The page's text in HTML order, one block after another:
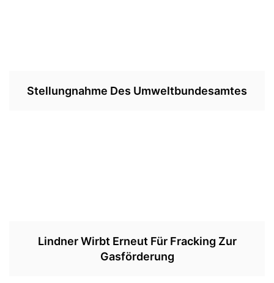
Stellungnahme Des Umweltbundesamtes
Lindner Wirbt Erneut Für Fracking Zur
Gasförderung